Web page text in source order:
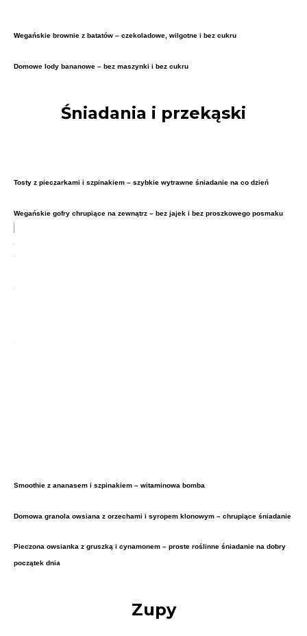
Wegańskie brownie z batatów – czekoladowe, wilgotne i bez cukru
Domowe lody bananowe – bez maszynki i bez cukru
Śniadania i przekąski
Tosty z pieczarkami i szpinakiem – szybkie wytrawne śniadanie na co dzień
Wegańskie gofry chrupiące na zewnątrz – bez jajek i bez proszkowego posmaku
Smoothie z ananasem i szpinakiem – witaminowa bomba
Domowa granola owsiana z orzechami i syropem klonowym – chrupiące śniadanie
Pieczona owsianka z gruszką i cynamonem – proste roślinne śniadanie na dobry
początek dnia
Zupy